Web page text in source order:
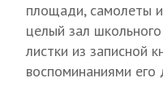
площади, самолеты
целый зал
листки из записной
воспоминаниями его